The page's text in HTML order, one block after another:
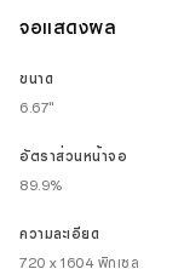
จอแสดงผล
ขนาด
6.67"
อัตราส่วนหน้าจอ
89.9%
ความละเอียด
720 x 1604 พิกเซล